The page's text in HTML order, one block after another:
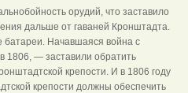
орудий, что заставило
дальше от гаваней Кронштадта.
батареи. Начавшаяся война с
1806, — заставили обратить
крепости. И в 1806 году
крепости должны обеспечить